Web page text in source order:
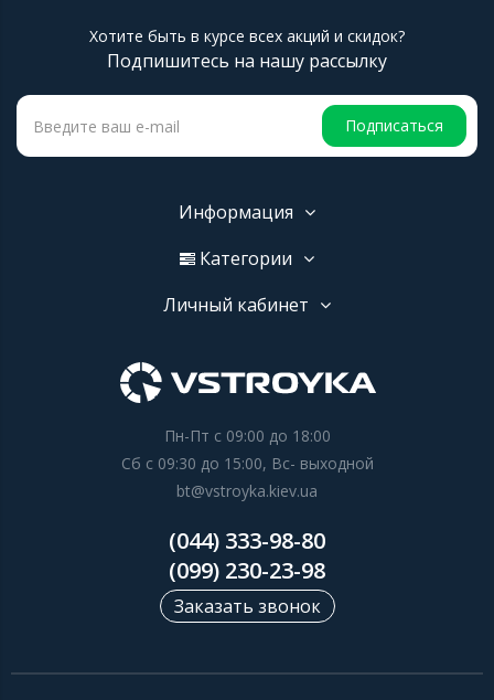
Хотите быть в курсе всех акций и скидок?
Подпишитесь на нашу рассылку
Подписаться
Информация
Категории
Личный кабинет
Пн-Пт с 09:00 до 18:00
Сб с 09:30 до 15:00, Вс- выходной
bt@vstroyka.kiev.ua
(044) 333-98-80
(099) 230-23-98
Заказать звонок